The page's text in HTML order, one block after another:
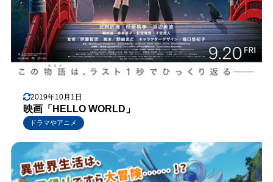
2019年10月1日
映画「HELLO WORLD」
ドラマやアニメ